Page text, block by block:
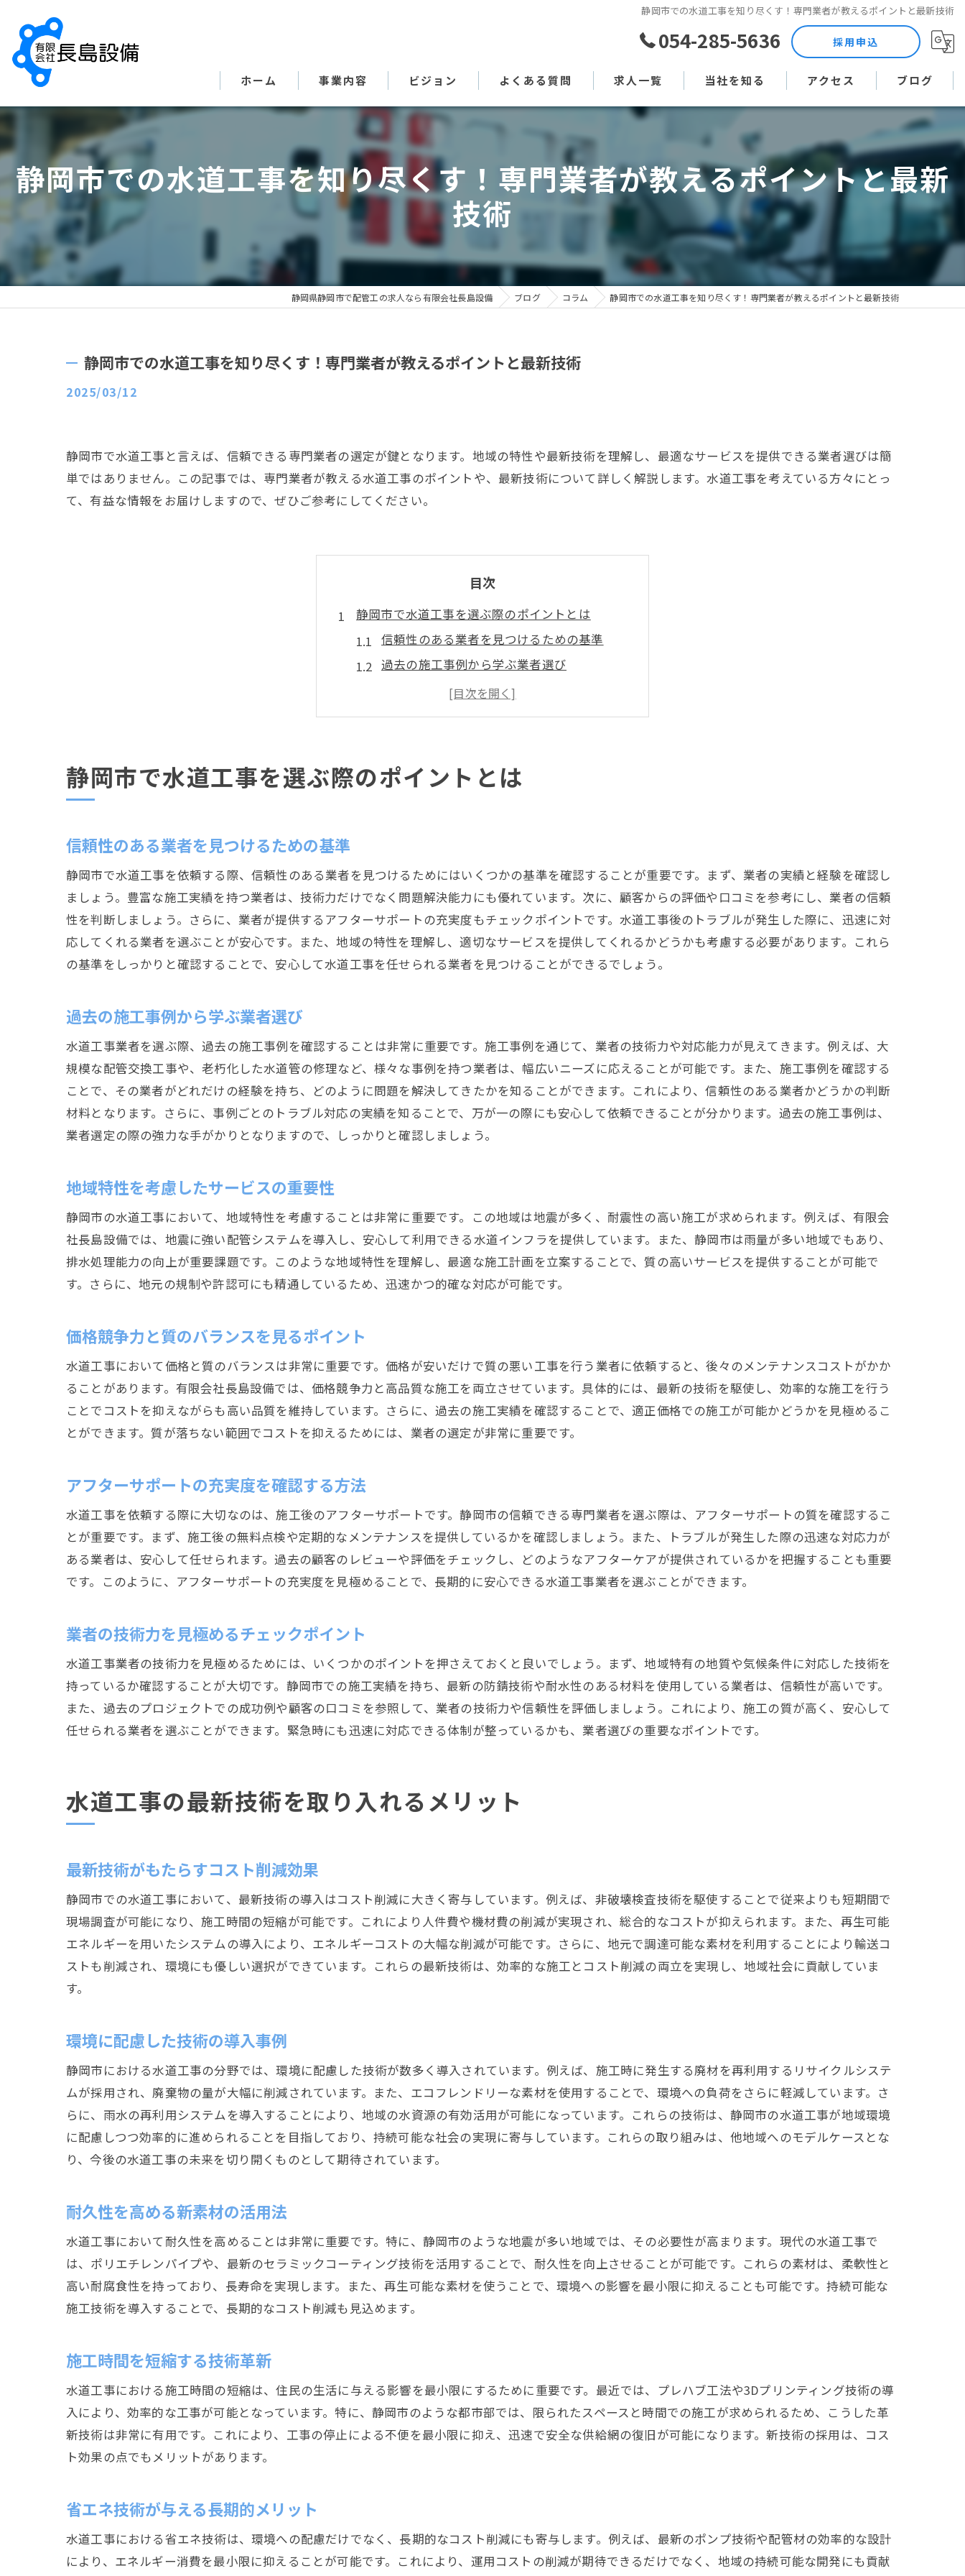
静岡市での水道工事を知り尽くす！専門業者が教えるポイントと最新技術
054-285-5636 採用申込
ホーム 事業内容 ビジョン よくある質問 求人一覧 当社を知る
土木作業員
現場監督
直行直帰
アクセス ブログ
コラム
静岡市での水道工事を知り尽くす！専門業者が教えるポイントと最新
技術
静岡県静岡市で配管工の求人なら有限会社長島設備 ブログ コラム 静岡市での水道工事を知り尽くす！専門業者が教えるポイントと最新技術
静岡市での水道工事を知り尽くす！専門業者が教えるポイントと最新技術
2025/03/12
静岡市で水道工事と言えば、信頼できる専門業者の選定が鍵となります。地域の特性や最新技術を理解し、最適なサービスを提供できる業者選びは簡
単ではありません。この記事では、専門業者が教える水道工事のポイントや、最新技術について詳しく解説します。水道工事を考えている方々にとっ
て、有益な情報をお届けしますので、ぜひご参考にしてください。
目次
静岡市で水道工事を選ぶ際のポイントとは
信頼性のある業者を見つけるための基準
過去の施工事例から学ぶ業者選び
地域特性を考慮したサービスの重要性
価格競争力と質のバランスを見るポイント
業者の技術力を見極めるチェックポイント
水道工事の最新技術を取り入れるメリット
耐久性を高める新素材の活用法
施工時間を短縮する技術革新
省エネ技術が与える長期的メリット
最新技術導入による安全性の向上
静岡市の地形が水道工事に与える影響
地質に合った施工方法の選択
都市計画と水道工事の関連性
自然災害に備えた対策の必要性
地形を活かした水資源管理の方法
専門業者が教える静岡市での水道工事の流れ
現場での施工プロセスを理解する
工事後の点検とメンテナンスの流れ
トラブルシューティングの方法
顧客への報告とコミュニケーション
地元での実績を確認する方法
業者の資格と認証をチェックする
相談時に見極めるべき業者の姿勢
見積もりの透明性とその重要性
地域特化型の水道工事が注目される理由
地域密着のサービスがもたらす安心感
地域の特性に合った施工方法の強み
地元企業との連携による迅速な対応
水道工事における安全対策とその重要性
工事中の事故を防ぐための対策
作業員の安全確保のための研修
安全性向上のための最新機器導入
次世代技術への対応とその準備
地域社会との協働による未来展望
環境保護と経済発展の両立を目指して
新しい水道資源管理の取り組み
静岡市で水道工事を選ぶ際のポイントとは
信頼性のある業者を見つけるための基準
静岡市で水道工事を依頼する際、信頼性のある業者を見つけるためにはいくつかの基準を確認することが重要です。まず、業者の実績と経験を確認し
ましょう。豊富な施工実績を持つ業者は、技術力だけでなく問題解決能力にも優れています。次に、顧客からの評価や口コミを参考にし、業者の信頼
性を判断しましょう。さらに、業者が提供するアフターサポートの充実度もチェックポイントです。水道工事後のトラブルが発生した際に、迅速に対
応してくれる業者を選ぶことが安心です。また、地域の特性を理解し、適切なサービスを提供してくれるかどうかも考慮する必要があります。これら
の基準をしっかりと確認することで、安心して水道工事を任せられる業者を見つけることができるでしょう。
過去の施工事例から学ぶ業者選び
水道工事業者を選ぶ際、過去の施工事例を確認することは非常に重要です。施工事例を通じて、業者の技術力や対応能力が見えてきます。例えば、大
規模な配管交換工事や、老朽化した水道管の修理など、様々な事例を持つ業者は、幅広いニーズに応えることが可能です。また、施工事例を確認する
ことで、その業者がどれだけの経験を持ち、どのように問題を解決してきたかを知ることができます。これにより、信頼性のある業者かどうかの判断
材料となります。さらに、事例ごとのトラブル対応の実績を知ることで、万が一の際にも安心して依頼できることが分かります。過去の施工事例は、
業者選定の際の強力な手がかりとなりますので、しっかりと確認しましょう。
地域特性を考慮したサービスの重要性
静岡市の水道工事において、地域特性を考慮することは非常に重要です。この地域は地震が多く、耐震性の高い施工が求められます。例えば、有限会
社長島設備では、地震に強い配管システムを導入し、安心して利用できる水道インフラを提供しています。また、静岡市は雨量が多い地域でもあり、
排水処理能力の向上が重要課題です。このような地域特性を理解し、最適な施工計画を立案することで、質の高いサービスを提供することが可能で
す。さらに、地元の規制や許認可にも精通しているため、迅速かつ的確な対応が可能です。
価格競争力と質のバランスを見るポイント
水道工事において価格と質のバランスは非常に重要です。価格が安いだけで質の悪い工事を行う業者に依頼すると、後々のメンテナンスコストがかか
ることがあります。有限会社長島設備では、価格競争力と高品質な施工を両立させています。具体的には、最新の技術を駆使し、効率的な施工を行う
ことでコストを抑えながらも高い品質を維持しています。さらに、過去の施工実績を確認することで、適正価格での施工が可能かどうかを見極めるこ
とができます。質が落ちない範囲でコストを抑えるためには、業者の選定が非常に重要です。
アフターサポートの充実度を確認する方法
水道工事を依頼する際に大切なのは、施工後のアフターサポートです。静岡市の信頼できる専門業者を選ぶ際は、アフターサポートの質を確認するこ
とが重要です。まず、施工後の無料点検や定期的なメンテナンスを提供しているかを確認しましょう。また、トラブルが発生した際の迅速な対応力が
ある業者は、安心して任せられます。過去の顧客のレビューや評価をチェックし、どのようなアフターケアが提供されているかを把握することも重要
です。このように、アフターサポートの充実度を見極めることで、長期的に安心できる水道工事業者を選ぶことができます。
業者の技術力を見極めるチェックポイント
水道工事業者の技術力を見極めるためには、いくつかのポイントを押さえておくと良いでしょう。まず、地域特有の地質や気候条件に対応した技術を
持っているか確認することが大切です。静岡市での施工実績を持ち、最新の防錆技術や耐水性のある材料を使用している業者は、信頼性が高いです。
また、過去のプロジェクトでの成功例や顧客の口コミを参照して、業者の技術力や信頼性を評価しましょう。これにより、施工の質が高く、安心して
任せられる業者を選ぶことができます。緊急時にも迅速に対応できる体制が整っているかも、業者選びの重要なポイントです。
水道工事の最新技術を取り入れるメリット
最新技術がもたらすコスト削減効果
静岡市での水道工事において、最新技術の導入はコスト削減に大きく寄与しています。例えば、非破壊検査技術を駆使することで従来よりも短期間で
現場調査が可能になり、施工時間の短縮が可能です。これにより人件費や機材費の削減が実現され、総合的なコストが抑えられます。また、再生可能
エネルギーを用いたシステムの導入により、エネルギーコストの大幅な削減が可能です。さらに、地元で調達可能な素材を利用することにより輸送コ
ストも削減され、環境にも優しい選択ができています。これらの最新技術は、効率的な施工とコスト削減の両立を実現し、地域社会に貢献していま
す。
環境に配慮した技術の導入事例
静岡市における水道工事の分野では、環境に配慮した技術が数多く導入されています。例えば、施工時に発生する廃材を再利用するリサイクルシステ
ムが採用され、廃棄物の量が大幅に削減されています。また、エコフレンドリーな素材を使用することで、環境への負荷をさらに軽減しています。さ
らに、雨水の再利用システムを導入することにより、地域の水資源の有効活用が可能になっています。これらの技術は、静岡市の水道工事が地域環境
に配慮しつつ効率的に進められることを目指しており、持続可能な社会の実現に寄与しています。これらの取り組みは、他地域へのモデルケースとな
り、今後の水道工事の未来を切り開くものとして期待されています。
耐久性を高める新素材の活用法
水道工事において耐久性を高めることは非常に重要です。特に、静岡市のような地震が多い地域では、その必要性が高まります。現代の水道工事で
は、ポリエチレンパイプや、最新のセラミックコーティング技術を活用することで、耐久性を向上させることが可能です。これらの素材は、柔軟性と
高い耐腐食性を持っており、長寿命を実現します。また、再生可能な素材を使うことで、環境への影響を最小限に抑えることも可能です。持続可能な
施工技術を導入することで、長期的なコスト削減も見込めます。
施工時間を短縮する技術革新
水道工事における施工時間の短縮は、住民の生活に与える影響を最小限にするために重要です。最近では、プレハブ工法や3Dプリンティング技術の導
入により、効率的な工事が可能となっています。特に、静岡市のような都市部では、限られたスペースと時間での施工が求められるため、こうした革
新技術は非常に有用です。これにより、工事の停止による不便を最小限に抑え、迅速で安全な供給網の復旧が可能になります。新技術の採用は、コス
ト効果の点でもメリットがあります。
省エネ技術が与える長期的メリット
水道工事における省エネ技術は、環境への配慮だけでなく、長期的なコスト削減にも寄与します。例えば、最新のポンプ技術や配管材の効率的な設計
により、エネルギー消費を最小限に抑えることが可能です。これにより、運用コストの削減が期待できるだけでなく、地域の持続可能な開発にも貢献